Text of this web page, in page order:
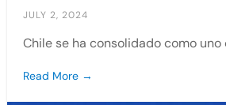
JULY 2, 2024
Chile se ha consolidado como
Read More →